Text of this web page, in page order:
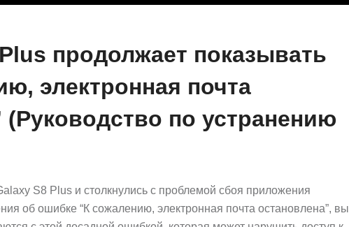
продолжает показывать
электронная почта
(Руководство по устранению
S8 Plus и столкнулись с проблемой сбоя приложения
об ошибке “К сожалению, электронная почта остановлена”, вы
с этой досадной ошибкой, которая может нарушить доступ к